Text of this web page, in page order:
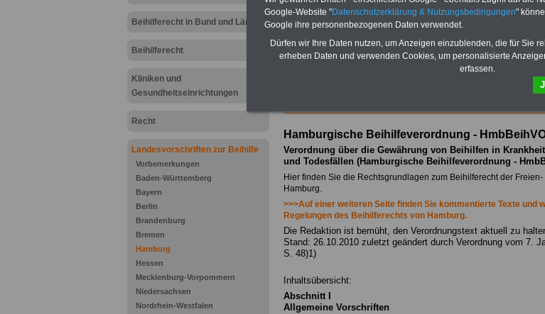
Beihilferecht in Bund und Ländern
Beihilferecht
Kliniken und
Gesundheitseinrichtungen
Recht
Landesvorschriften zur Beihilfe
Vorbemerkungen
Baden-Württemberg
Bayern
Berlin
Brandenburg
Bremen
Hamburg
Hessen
Mecklenburg-Vorpommern
Niedersachsen
Nordrhein-Westfalen
Zu Indikationen von A bis Z und ausgewählten Kliniken
und
auch
Hamburgische Beihilfeverordnung -
Verordnung über die Gewährung von Beihilfen in
und Todesfällen (Hamburgische Beihilfeverordnung -
Hier finden Sie die Rechtsgrundlagen zum Beihilferecht der
Hamburg.
>>>Auf einer weiteren Seite finden Sie kommentierte Texte und
Regelungen des Beihilferechts von Hamburg.
Die Redaktion ist bemüht, den Verordnungstext aktuell zu
Stand: 26.10.2010 zuletzt geändert durch Verordnung vom 7.
S. 48)1)
Inhaltsübersicht:
Abschnitt I
Allgemeine Vorschriften
Google-Website "Datenschutzerklärung & Nutzungsbedingungen"
Google ihre personenbezogenen Daten verwendet.
Dürfen wir Ihre Daten nutzen, um Anzeigen einzublenden, die für Sie
erheben Daten und verwenden Cookies, um personalisierte
erfassen.